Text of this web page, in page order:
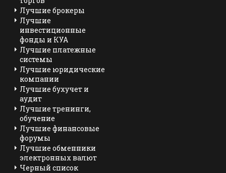
Лучшие брокеры
Лучшие
инвестиционные
фонды и КУА
Лучшие платежные
системы
Лучшие юридические
компании
Лучшие бухучет и
аудит
Лучшие тренинги,
обучение
Лучшие финансовые
форумы
Лучшие обменники
электронных валют
Черный список